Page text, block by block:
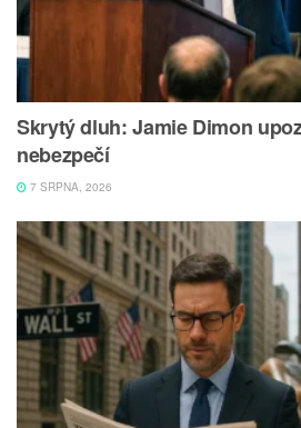
Skrytý dluh: Jamie Dimon
nebezpečí
7 SRPNA, 2026